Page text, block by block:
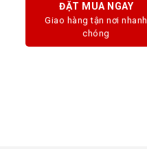
ĐẶT MUA NGAY
Giao hàng tận nơi nhanh
chóng